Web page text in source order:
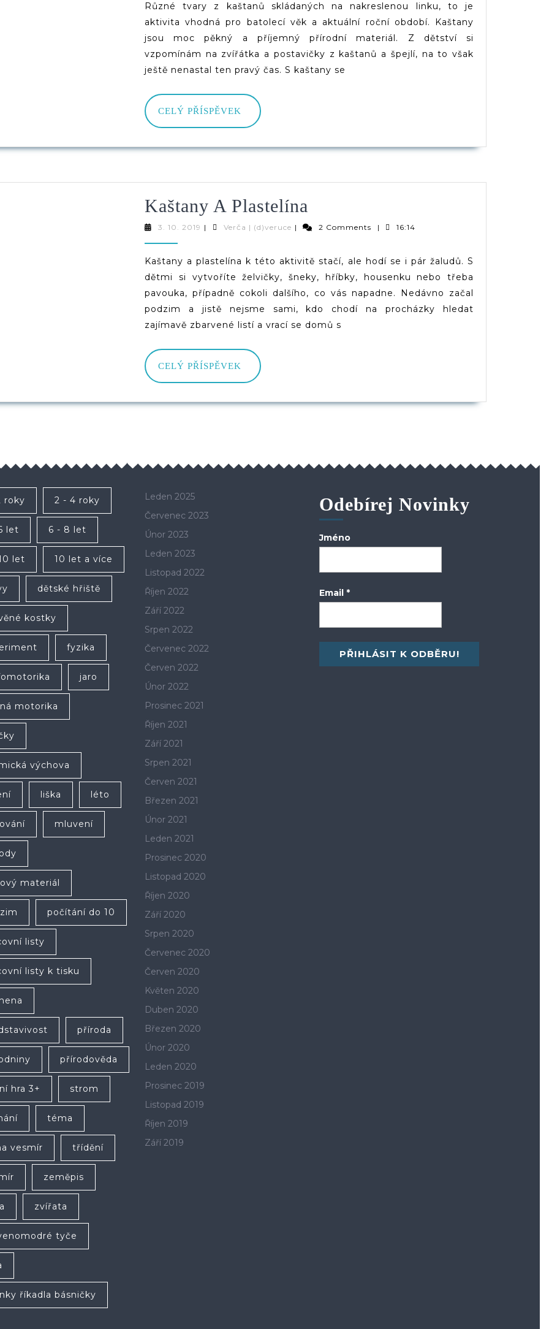
–
Vlnovka,
Spirála,
Různé tvary z kaštanů skládaných na nakreslenou linku, to je
aktivita vhodná pro batolecí věk a aktuální roční období. Kaštany
jsou moc pěkný a příjemný přírodní materiál. Z dětství si
vzpomínám na zvířátka a postavičky z kaštanů a špejlí, na to však
ještě nenastal ten pravý čas. S kaštany se
CELÝ PŘÍSPĚVEK
CELÝ
PŘÍSPĚVEK
Kaštany A Plastelína
A
3. 10. 2019 3.| Verča | (d)veruceVerča
| 2 Comments | 16:14
Kaštany a plastelína k této aktivitě stačí, ale hodí se i pár žaludů. S
dětmi si vytvoříte želvičky, šneky, hříbky, housenku nebo třeba
pavouka, případně cokoli dalšího, co vás napadne. Nedávno začal
podzim a jistě nejsme sami, kdo chodí na procházky hledat
zajímavě zbarvené listí a vrací se domů s
CELÝ PŘÍSPĚVEK
CELÝ
PŘÍSPĚVEK
roky 2 - 4 roky
let 6 - 8 let
let 10 let a více
dětské hřiště
kostky
fyzika
jaro
motorika
výchova
liška léto
mluvení
materiál
počítání do 10
listy
listy k tisku
příroda
přírodověda
hra 3+ strom
téma
vesmír třídění
zeměpis
zvířata
tyče
říkadla básničky
Leden 2025
Červenec 2023
Únor 2023
Leden 2023
Listopad 2022
Říjen 2022
Září 2022
Srpen 2022
Červenec 2022
Červen 2022
Únor 2022
Prosinec 2021
Říjen 2021
Září 2021
Srpen 2021
Červen 2021
Březen 2021
Únor 2021
Leden 2021
Prosinec 2020
Listopad 2020
Říjen 2020
Září 2020
Srpen 2020
Červenec 2020
Červen 2020
Květen 2020
Duben 2020
Březen 2020
Únor 2020
Leden 2020
Prosinec 2019
Listopad 2019
Říjen 2019
Září 2019
Odebírej Novinky
Jméno
Email *